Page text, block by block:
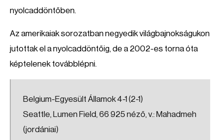
nyolcaddöntőben.
Az amerikaiak sorozatban negyedik világbajnokságukon
jutottak el a nyolcaddöntőig, de a 2002-es torna óta
képtelenek továbblépni.
Belgium-Egyesült Államok 4-1 (2-1)
Seattle, Lumen Field, 66 925 néző, v.: Mahadmeh
(jordániai)